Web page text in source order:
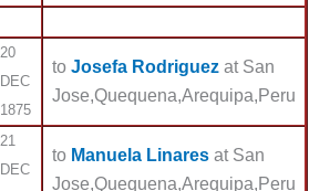
20
DEC
1875
to Josefa Rodriguez at San
Jose,Quequena,Arequipa,Peru
21
DEC
to Manuela Linares at San
Jose,Quequena,Arequipa,Peru